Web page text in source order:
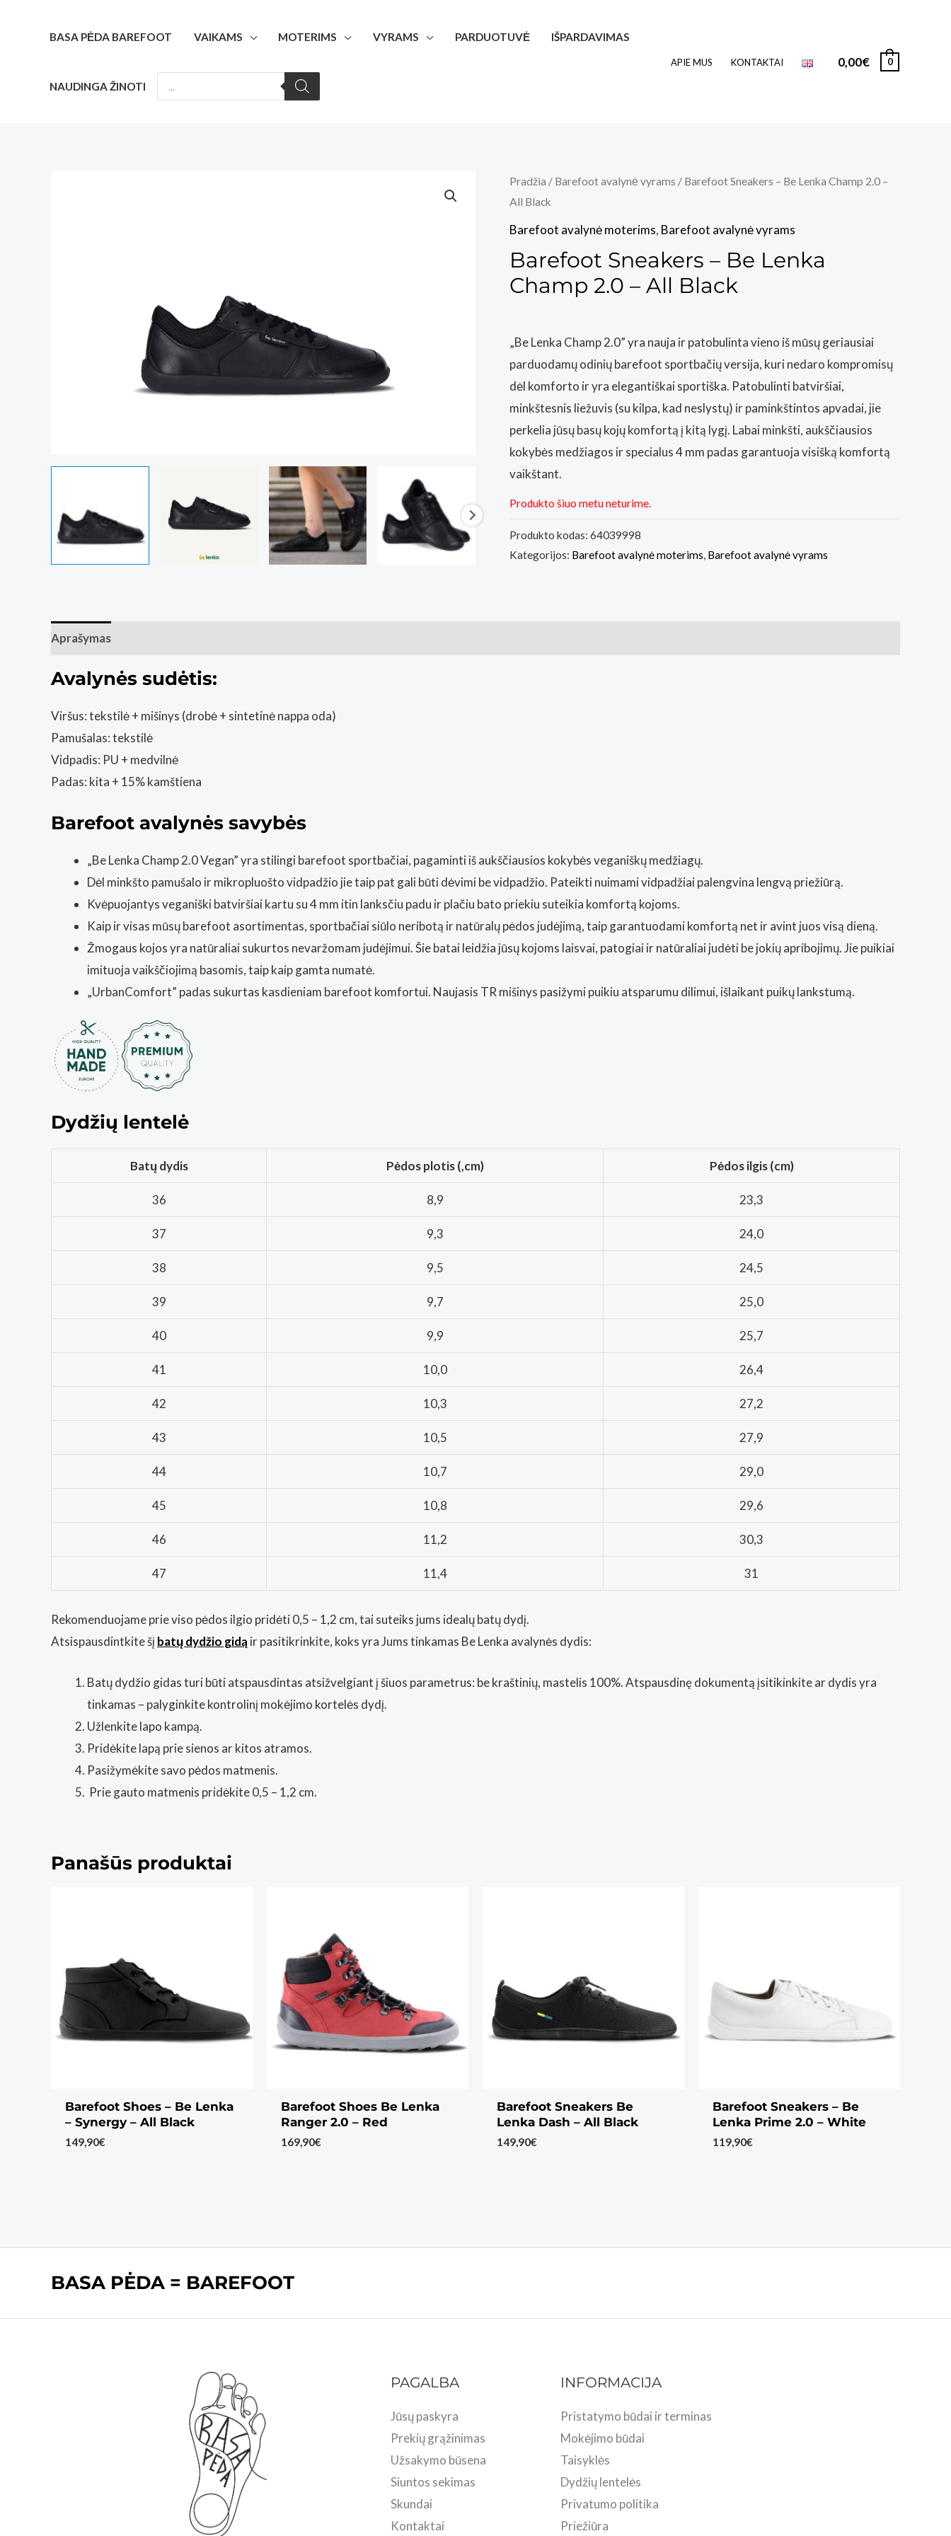
BASA PĖDA BAREFOOT VAIKAMS MOTERIMS VYRAMS PARDUOTUVĖ IŠPARDAVIMAS
NAUDINGA ŽINOTI
PRODUCTS
SEARCH
APIE MUS KONTAKTAI 0,00€ 0
Pradžia / Barefoot avalynė vyrams / Barefoot Sneakers – Be Lenka Champ 2.0 –
All Black
Barefoot avalynė moterims, Barefoot avalynė vyrams
Barefoot Sneakers – Be Lenka
Champ 2.0 – All Black
„Be Lenka Champ 2.0” yra nauja ir patobulinta vieno iš mūsų geriausiai
parduodamų odinių barefoot sportbačių versija, kuri nedaro kompromisų
dėl komforto ir yra elegantiškai sportiška. Patobulinti batviršiai,
minkštesnis liežuvis (su kilpa, kad neslystų) ir paminkštintos apvadai, jie
perkelia jūsų basų kojų komfortą į kitą lygį. Labai minkšti, aukščiausios
kokybės medžiagos ir specialus 4 mm padas garantuoja visišką komfortą
vaikštant.
Produkto šiuo metu neturime.
Produkto kodas: 64039998
Kategorijos: Barefoot avalynė moterims Barefoot avalynė vyrams
Aprašymas
Avalynės sudėtis:
Viršus: tekstilė + mišinys (drobė + sintetinė nappa oda)
Pamušalas: tekstilė
Vidpadis: PU + medvilnė
Padas: kita + 15% kamštiena
Barefoot avalynės savybės
„Be Lenka Champ 2.0 Vegan” yra stilingi barefoot sportbačiai, pagaminti iš aukščiausios kokybės veganiškų medžiagų.
Dėl minkšto pamušalo ir mikropluošto vidpadžio jie taip pat gali būti dėvimi be vidpadžio. Pateikti nuimami vidpadžiai palengvina lengvą priežiūrą.
Kvėpuojantys veganiški batviršiai kartu su 4 mm itin lanksčiu padu ir plačiu bato priekiu suteikia komfortą kojoms.
Kaip ir visas mūsų barefoot asortimentas, sportbačiai siūlo neribotą ir natūralų pėdos judėjimą, taip garantuodami komfortą net ir avint juos visą dieną.
Žmogaus kojos yra natūraliai sukurtos nevaržomam judėjimui. Šie batai leidžia jūsų kojoms laisvai, patogiai ir natūraliai judėti be jokių apribojimų. Jie puikiai
imituoja vaikščiojimą basomis, taip kaip gamta numatė.
„UrbanComfort” padas sukurtas kasdieniam barefoot komfortui. Naujasis TR mišinys pasižymi puikiu atsparumu dilimui, išlaikant puikų lankstumą.
Dydžių lentelė
Batų dydis Pėdos plotis (,cm) Pėdos ilgis (cm)
36 8,9 23,3
37 9,3 24,0
38 9,5 24,5
39 9,7 25,0
40 9,9 25,7
41 10,0 26,4
42 10,3 27,2
43 10,5 27,9
44 10,7 29,0
45 10,8 29,6
46 11,2 30,3
47 11,4 31
Rekomenduojame prie viso pėdos ilgio pridėti 0,5 – 1,2 cm, tai suteiks jums idealų batų dydį.
Atsispausdintkite šį batų dydžio gidą ir pasitikrinkite, koks yra Jums tinkamas Be Lenka avalynės dydis:
Batų dydžio gidas turi būti atspausdintas atsižvelgiant į šiuos parametrus: be kraštinių, mastelis 100%. Atspausdinę dokumentą įsitikinkite ar dydis yra
tinkamas – palyginkite kontrolinį mokėjimo kortelės dydį.
Užlenkite lapo kampą.
Pridėkite lapą prie sienos ar kitos atramos.
Pasižymėkite savo pėdos matmenis.
Prie gauto matmenis pridėkite 0,5 – 1,2 cm.
Panašūs produktai
Barefoot Shoes – Be Lenka
– Synergy – All Black
149,90€
Barefoot Shoes Be Lenka
Ranger 2.0 – Red
169,90€
Barefoot Sneakers Be
Lenka Dash – All Black
149,90€
Barefoot Sneakers – Be
Lenka Prime 2.0 – White
119,90€
BASA PĖDA = BAREFOOT
PAGALBA
Jūsų paskyra
Prekių grąžinimas
Užsakymo būsena
Siuntos sekimas
Skundai
Kontaktai
INFORMACIJA
Pristatymo būdai ir terminas
Mokėjimo būdai
Taisyklės
Dydžių lentelės
Privatumo politika
Priežiūra